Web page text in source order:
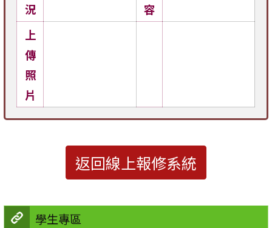
學生專區
況
容
上
傳
照
片
返回線上報修系統